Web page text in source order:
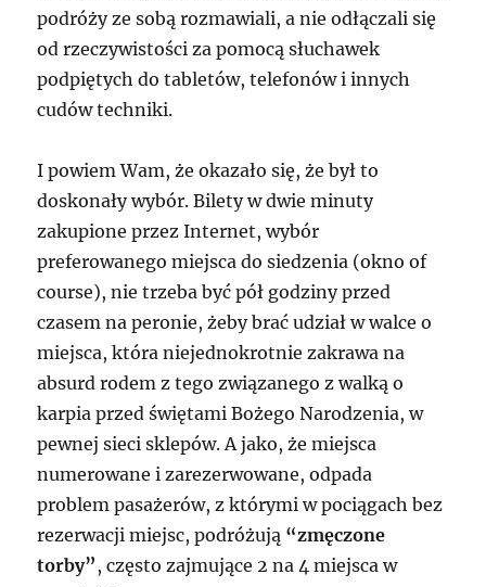
podróży ze sobą rozmawiali, a nie odłączali się
od rzeczywistości za pomocą słuchawek
podpiętych do tabletów, telefonów i innych
cudów techniki.
I powiem Wam, że okazało się, że był to
doskonały wybór. Bilety w dwie minuty
zakupione przez Internet, wybór
preferowanego miejsca do siedzenia (okno of
course), nie trzeba być pół godziny przed
czasem na peronie, żeby brać udział w walce o
miejsca, która niejednokrotnie zakrawa na
absurd rodem z tego związanego z walką o
karpia przed świętami Bożego Narodzenia, w
pewnej sieci sklepów. A jako, że miejsca
numerowane i zarezerwowane, odpada
problem pasażerów, z którymi w pociągach bez
rezerwacji miejsc, podróżują “zmęczone
torby” , często zajmujące 2 na 4 miejsca w